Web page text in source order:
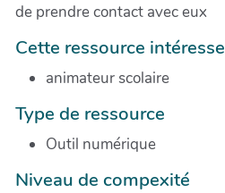
de prendre contact avec eux
Cette ressource intéresse
animateur scolaire
Type de ressource
Outil numérique
Niveau de compexité